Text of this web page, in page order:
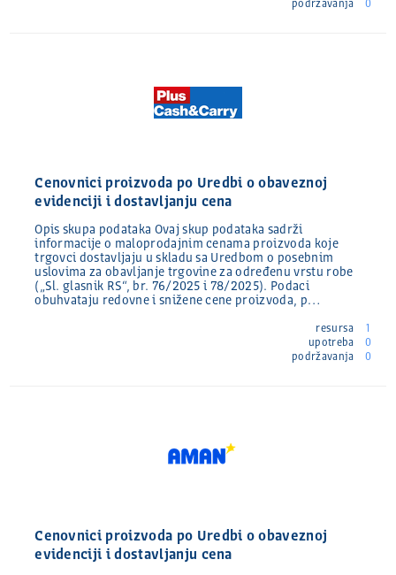
podržavanja
0
Cenovnici proizvoda po Uredbi o obaveznoj
evidenciji i dostavljanju cena
Opis skupa podataka Ovaj skup podataka sadrži
informacije o maloprodajnim cenama proizvoda koje
trgovci dostavljaju u skladu sa Uredbom o posebnim
uslovima za obavljanje trgovine za određenu vrstu robe
(„Sl. glasnik RS“, br. 76/2025 i 78/2025). Podaci
obuhvataju redovne i snižene cene proizvoda, p…
resursa
1
upotreba
0
podržavanja
0
Cenovnici proizvoda po Uredbi o obaveznoj
evidenciji i dostavljanju cena